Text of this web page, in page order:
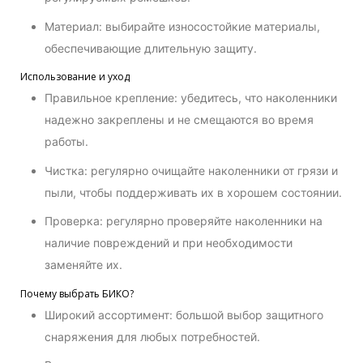
Материал: выбирайте износостойкие материалы,
обеспечивающие длительную защиту.
Использование и уход
Правильное крепление: убедитесь, что наколенники
надежно закреплены и не смещаются во время
работы.
Чистка: регулярно очищайте наколенники от грязи и
пыли, чтобы поддерживать их в хорошем состоянии.
Проверка: регулярно проверяйте наколенники на
наличие повреждений и при необходимости
заменяйте их.
Почему выбрать БИКО?
Широкий ассортимент: большой выбор защитного
снаряжения для любых потребностей.